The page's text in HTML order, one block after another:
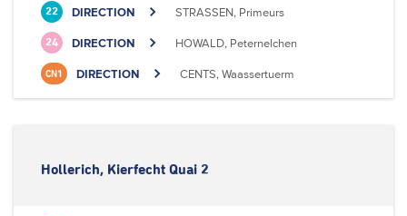
22 DIRECTION STRASSEN, Primeurs
24 DIRECTION HOWALD, Peternelchen
CN1 DIRECTION CENTS, Waassertuerm
Hollerich, Kierfecht Quai 2